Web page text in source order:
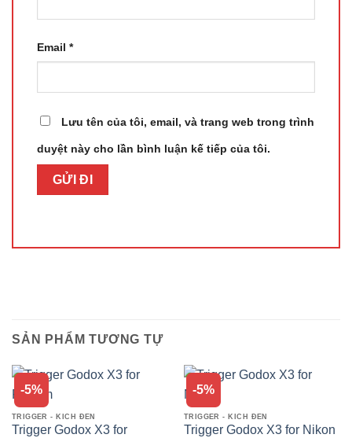
Email *
Lưu tên của tôi, email, và trang web trong trình
duyệt này cho lần bình luận kế tiếp của tôi.
SẢN PHẨM TƯƠNG TỰ
-5%
TRIGGER - KÍCH ĐÈN
Trigger Godox X3 for
-5%
TRIGGER - KÍCH ĐÈN
Trigger Godox X3 for Nikon